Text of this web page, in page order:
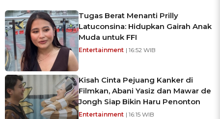
Tugas Berat Menanti Prilly
Latuconsina: Hidupkan Gairah Anak
Muda untuk FFI
Entertainment | 16:52 WIB
Kisah Cinta Pejuang Kanker di
Filmkan, Abani Yasiz dan Mawar de
Jongh Siap Bikin Haru Penonton
Entertainment | 16:15 WIB